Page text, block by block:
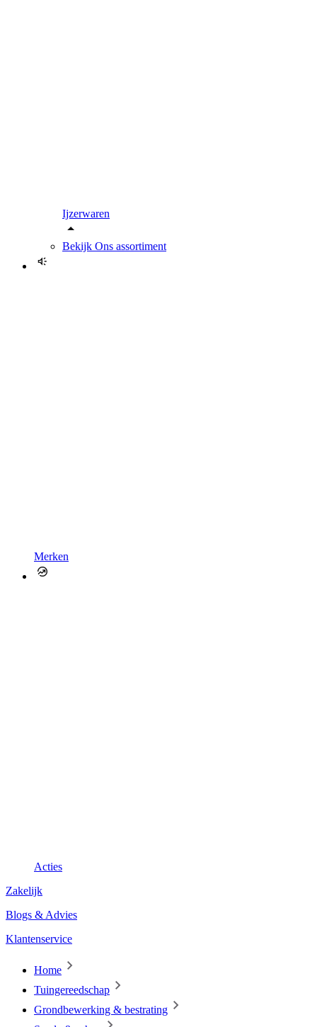
Ijzerwaren
Bekijk Ons assortiment
Merken
Acties
Zakelijk
Blogs & Advies
Klantenservice
Home
Tuingereedschap
Grondbewerking & bestrating